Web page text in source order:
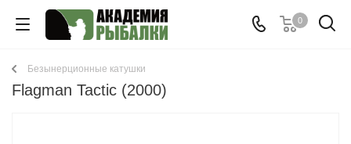
0
Безынерционные катушки
Flagman Tactic (2000)